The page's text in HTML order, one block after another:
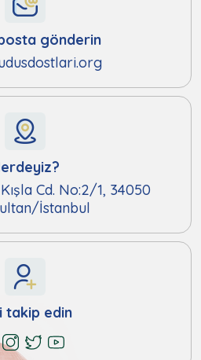
gönderin
Cd. No:2/1, 34050
İstanbul
takip edin